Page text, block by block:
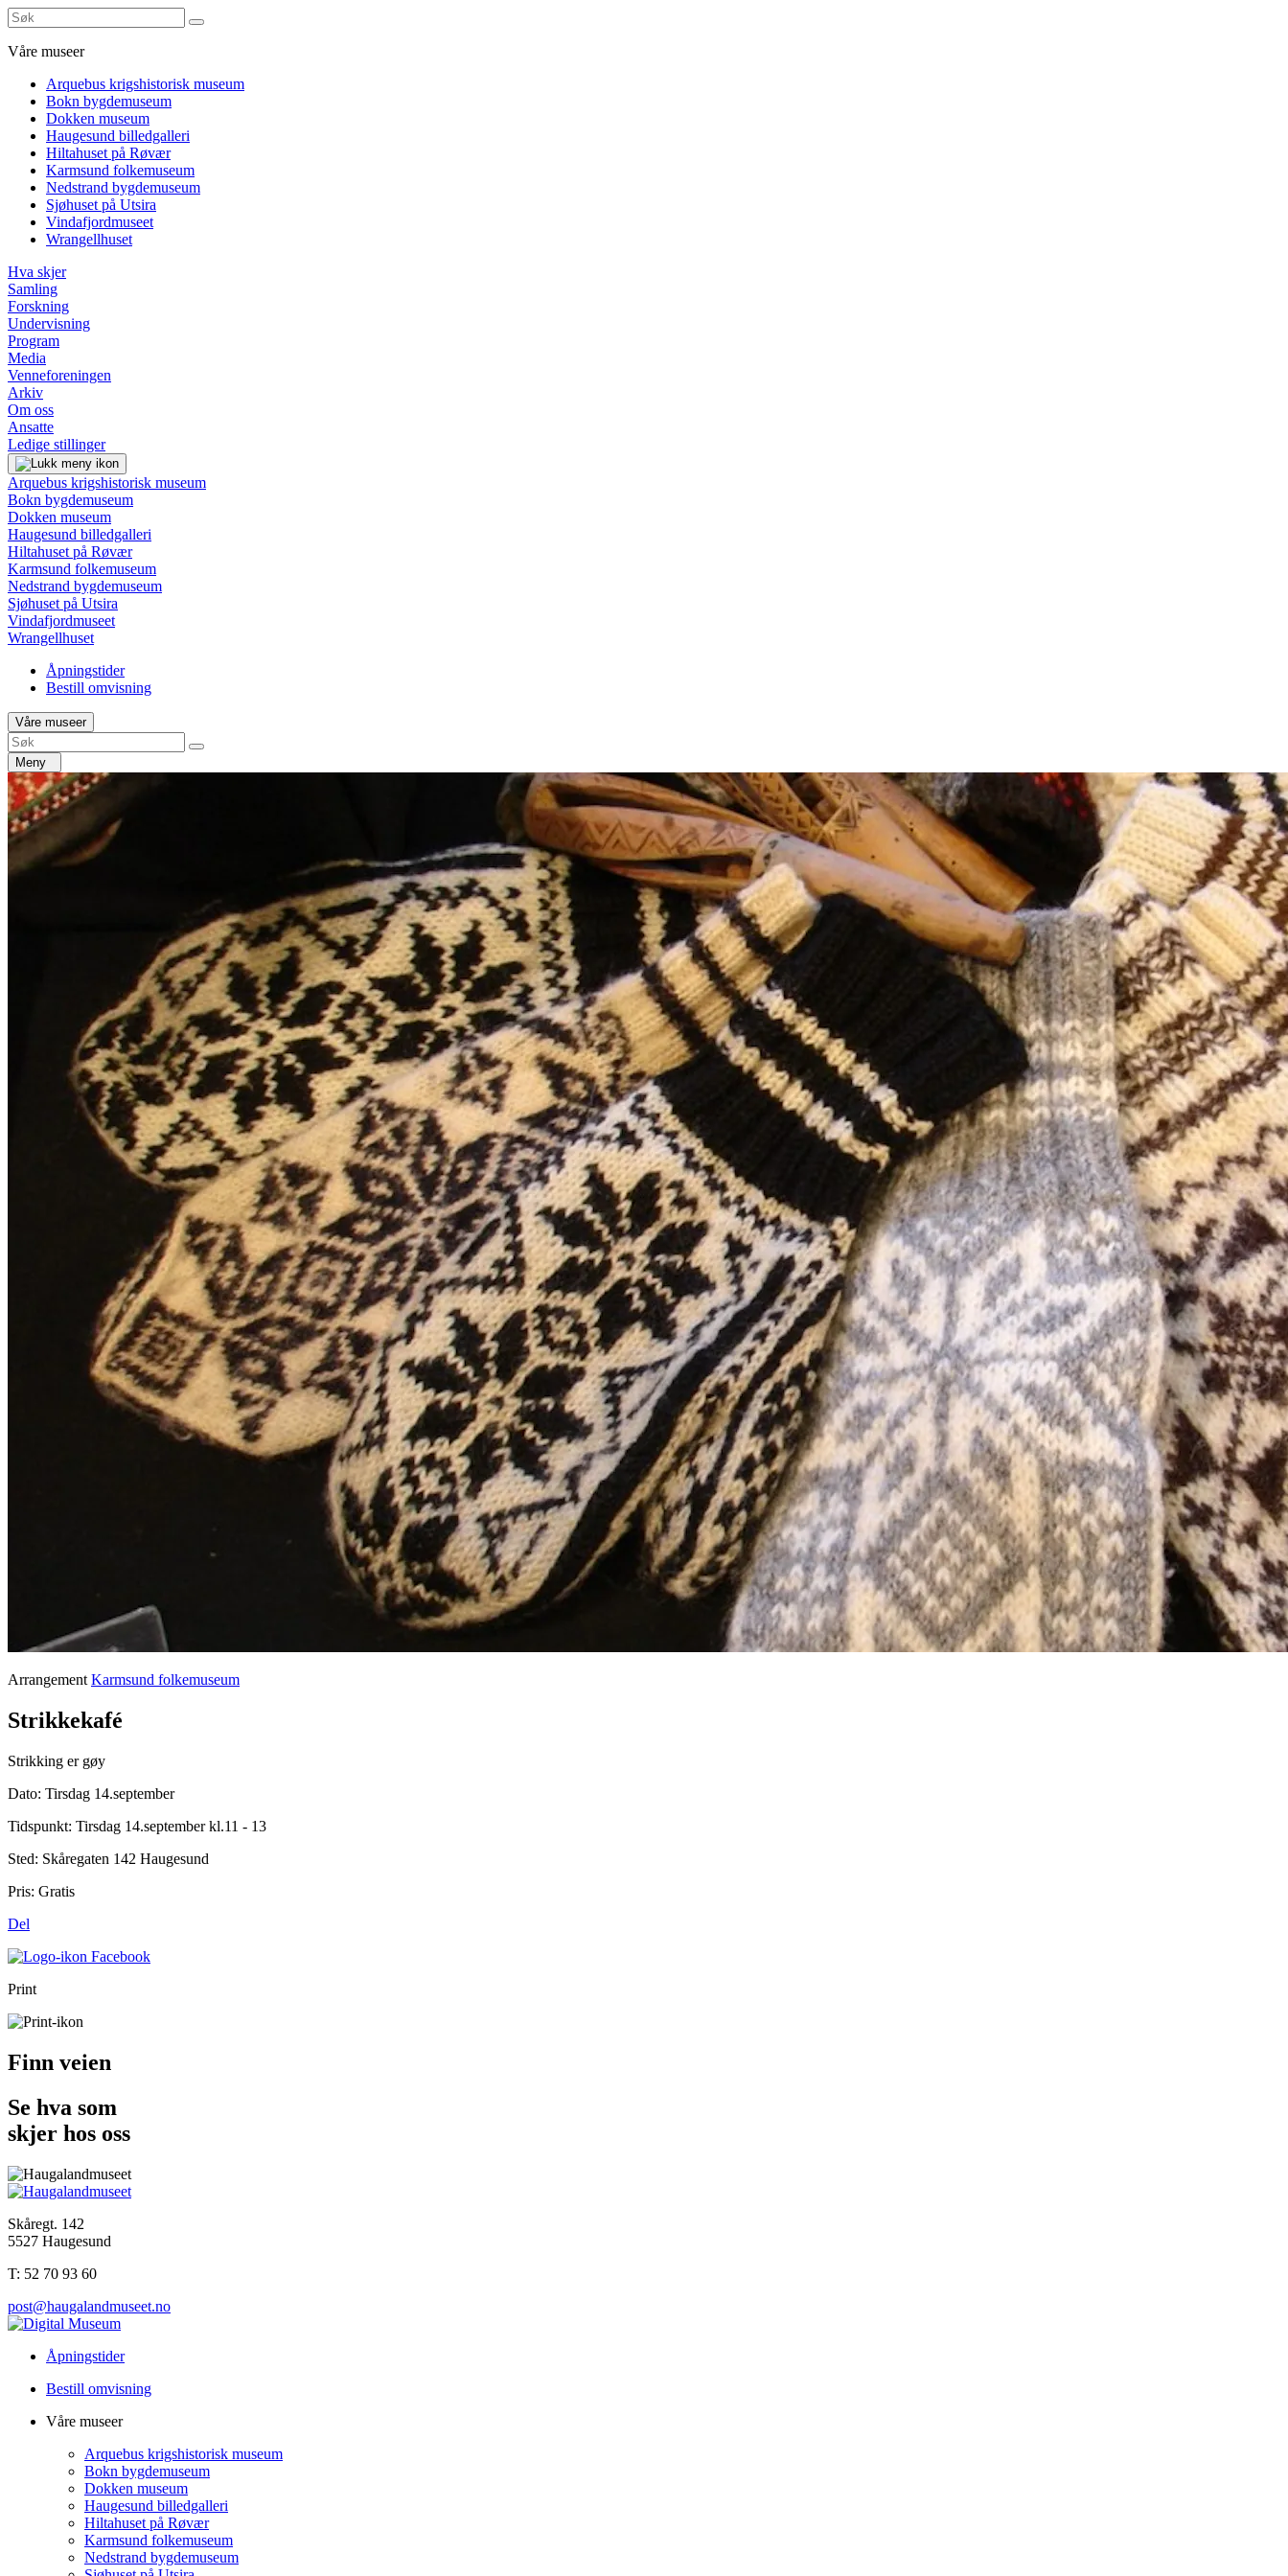
Våre museer
Arquebus krigshistorisk museum
Bokn bygdemuseum
Dokken museum
Haugesund billedgalleri
Hiltahuset på Røvær
Karmsund folkemuseum
Nedstrand bygdemuseum
Sjøhuset på Utsira
Vindafjordmuseet
Wrangellhuset
Hva skjer
Samling
Forskning
Undervisning
Program
Media
Venneforeningen
Arkiv
Om oss
Ansatte
Ledige stillinger
Arquebus krigshistorisk museum
Bokn bygdemuseum
Dokken museum
Haugesund billedgalleri
Hiltahuset på Røvær
Karmsund folkemuseum
Nedstrand bygdemuseum
Sjøhuset på Utsira
Vindafjordmuseet
Wrangellhuset
Åpningstider
Bestill omvisning
Våre museer
Meny
Arrangement Karmsund folkemuseum
Strikkekafé
Strikking er gøy
Dato: Tirsdag 14.september
Tidspunkt: Tirsdag 14.september kl.11 - 13
Sted: Skåregaten 142 Haugesund
Pris: Gratis
Del
Print
Finn veien
Se hva som
skjer hos oss
Skåregt. 142
5527 Haugesund
T: 52 70 93 60
post@haugalandmuseet.no
Åpningstider
Bestill omvisning
Våre museer
Arquebus krigshistorisk museum
Bokn bygdemuseum
Dokken museum
Haugesund billedgalleri
Hiltahuset på Røvær
Karmsund folkemuseum
Nedstrand bygdemuseum